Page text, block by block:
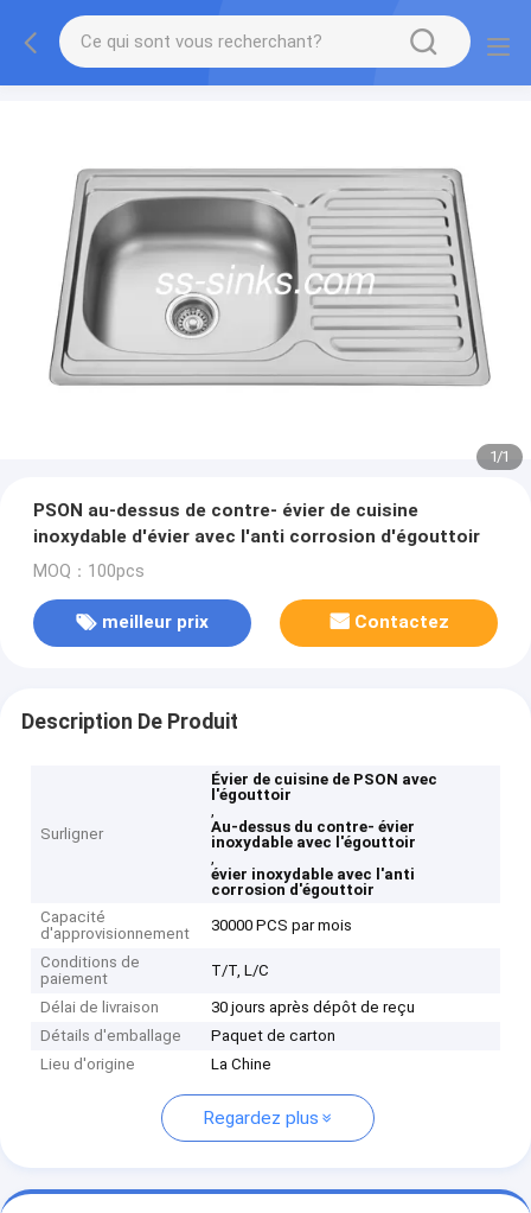
1/1
PSON au-dessus de contre- évier de cuisine
inoxydable d'évier avec l'anti corrosion d'égouttoir
MOQ：100pcs
meilleur prix Contactez
Description De Produit
Surligner
Évier de cuisine de PSON avec
l'égouttoir
,
Au-dessus du contre- évier
inoxydable avec l'égouttoir
,
évier inoxydable avec l'anti
corrosion d'égouttoir
Capacité
d'approvisionnement
30000 PCS par mois
Conditions de
paiement
T/T, L/C
Délai de livraison
30 jours après dépôt de reçu
Détails d'emballage
Paquet de carton
Lieu d'origine
La Chine
Regardez plus